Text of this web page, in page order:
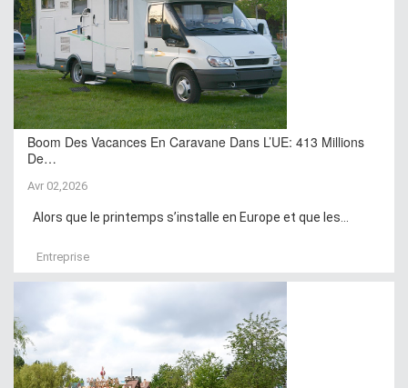
Boom Des Vacances En Caravane Dans L’UE: 413 Millions
De…
Avr 02,2026
Alors que le printemps s’installe en Europe et que les...
Entreprise